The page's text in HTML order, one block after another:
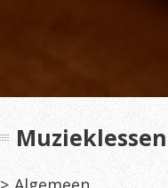
Muzieklessen